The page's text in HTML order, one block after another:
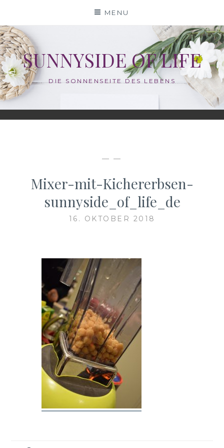
content
MENU
SUNNYSIDE OF LIFE
DIE SONNENSEITE DES LEBENS
— —
Mixer-mit-Kichererbsen-
sunnyside_of_life_de
16. OKTOBER 2018